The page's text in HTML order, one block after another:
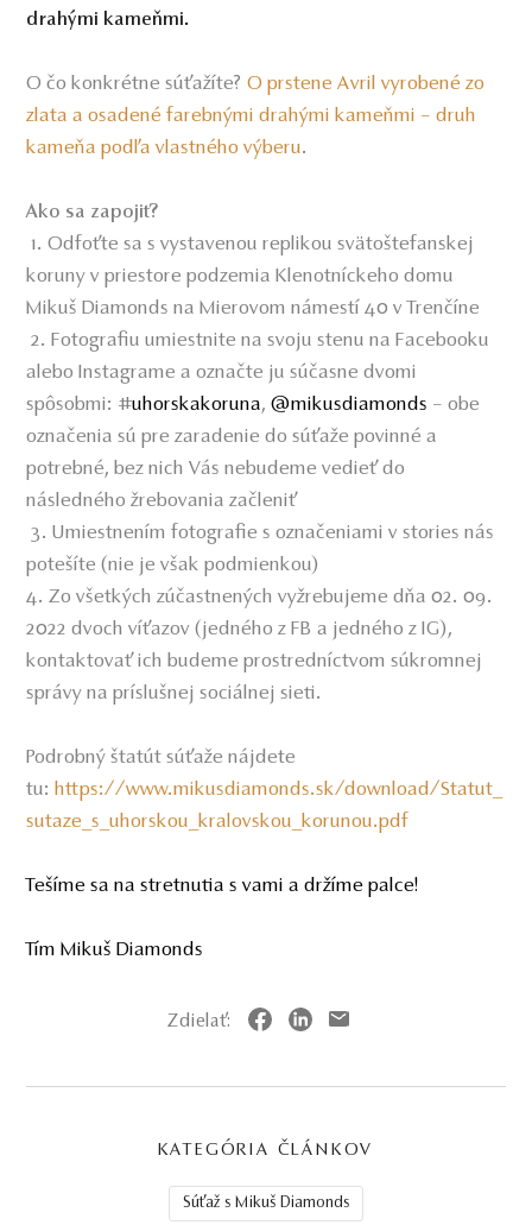
drahými kameňmi.
O čo konkrétne súťažíte?O prstene Avril vyrobené zo
zlata a osadené farebnými drahými kameňmi – druh
kameňa podľa vlastného výberu.
Ako sa zapojiť?
1. Odfoťte sa s vystavenou replikou svätoštefanskej
koruny v priestore podzemia Klenotníckeho domu
Mikuš Diamonds na Mierovom námestí 40 v Trenčíne
2. Fotografiu umiestnite na svoju stenu na Facebooku
alebo Instagrame a označte ju súčasne dvomi
spôsobmi: #uhorskakoruna,@mikusdiamonds – obe
označenia sú pre zaradenie do súťaže povinné a
potrebné, bez nich Vás nebudeme vedieť do
následného žrebovania začleniť
3. Umiestnením fotografie s označeniami v stories nás
potešíte (nie je však podmienkou)
4.Zo všetkých zúčastnených vyžrebujeme dňa 02. 09.
2022 dvoch víťazov (jedného z FB a jedného z IG),
kontaktovať ich budeme prostredníctvom súkromnej
správy na príslušnej sociálnej sieti.
Podrobný štatút súťaže nájdete
tu:https://www.mikusdiamonds.sk/download/Statut_
sutaze_s_uhorskou_kralovskou_korunou.pdf
Tešíme sa na stretnutia s vami a držíme palce!
Tím Mikuš Diamonds
Zdielať:
KATEGÓRIA ČLÁNKOV
Súťaž s Mikuš Diamonds